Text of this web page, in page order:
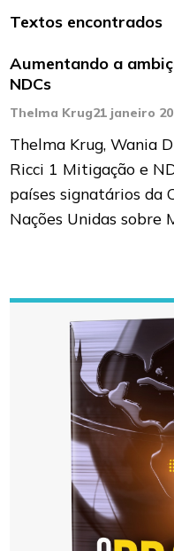
Textos encontrados
Aumentando a
NDCs
Thelma Krug21 janeiro
Thelma Krug, Wania
Ricci 1 Mitigação e
países signatários da
Nações Unidas sobre